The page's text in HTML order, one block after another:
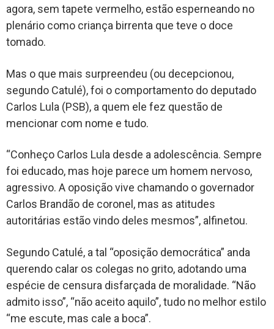
agora, sem tapete vermelho, estão esperneando no
plenário como criança birrenta que teve o doce
tomado.
Mas o que mais surpreendeu (ou decepcionou,
segundo Catulé), foi o comportamento do deputado
Carlos Lula (PSB), a quem ele fez questão de
mencionar com nome e tudo.
“Conheço Carlos Lula desde a adolescência. Sempre
foi educado, mas hoje parece um homem nervoso,
agressivo. A oposição vive chamando o governador
Carlos Brandão de coronel, mas as atitudes
autoritárias estão vindo deles mesmos”, alfinetou.
Segundo Catulé, a tal “oposição democrática” anda
querendo calar os colegas no grito, adotando uma
espécie de censura disfarçada de moralidade. “Não
admito isso”, “não aceito aquilo”, tudo no melhor estilo
“me escute, mas cale a boca”.